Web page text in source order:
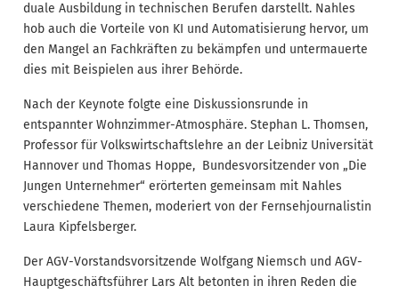
duale Ausbildung in technischen Berufen darstellt. Nahles
hob auch die Vorteile von KI und Automatisierung hervor, um
den Mangel an Fachkräften zu bekämpfen und untermauerte
dies mit Beispielen aus ihrer Behörde.
Nach der Keynote folgte eine Diskussionsrunde in
entspannter Wohnzimmer-Atmosphäre. Stephan L. Thomsen,
Professor für Volkswirtschaftslehre an der Leibniz Universität
Hannover und Thomas Hoppe, Bundesvorsitzender von „Die
Jungen Unternehmer“ erörterten gemeinsam mit Nahles
verschiedene Themen, moderiert von der Fernsehjournalistin
Laura Kipfelsberger.
Der AGV-Vorstandsvorsitzende Wolfgang Niemsch und AGV-
Hauptgeschäftsführer Lars Alt betonten in ihren Reden die